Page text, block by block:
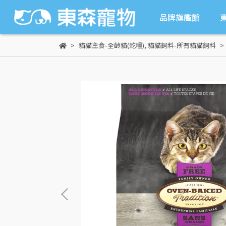
品牌旗艦館
貓貓主食-全齡貓(乾糧), 貓貓飼料-所有貓貓飼料